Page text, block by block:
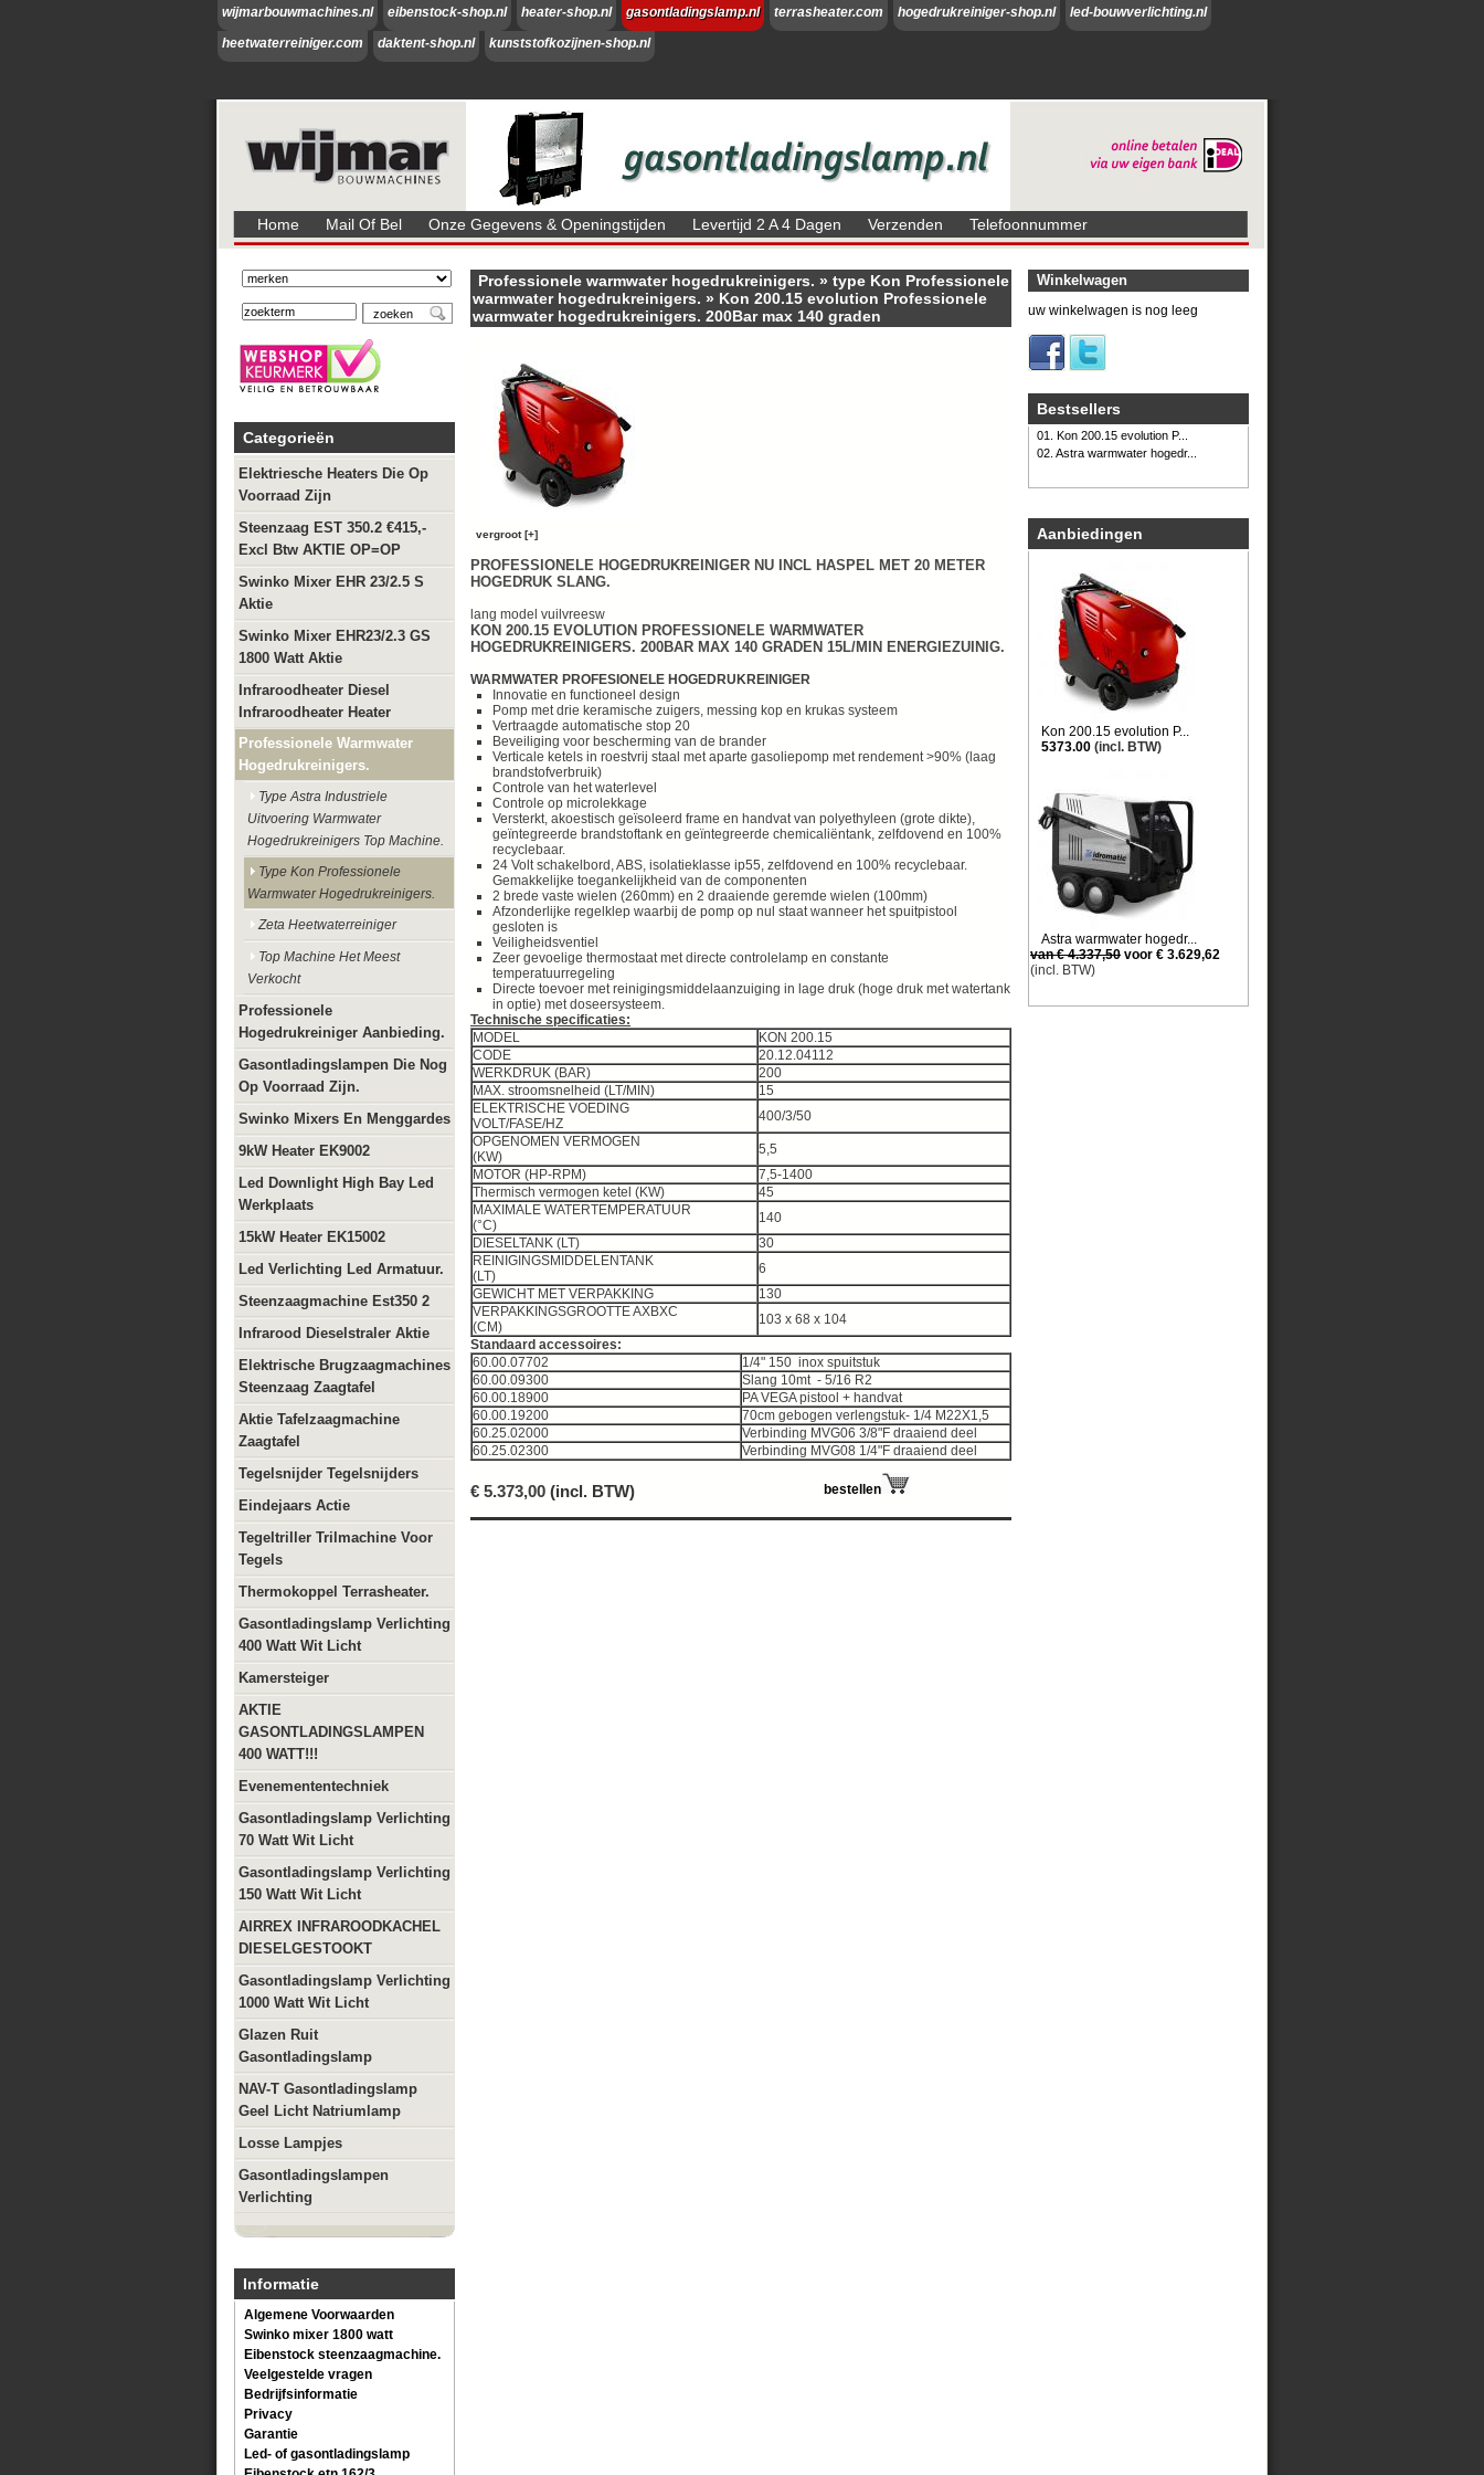
wijmarbouwmachines.nl eibenstock-shop.nl heater-shop.nl gasontladingslamp.nl terrasheater.com hogedrukreiniger-shop.nl
led-bouwverlichting.nl
heetwaterreiniger.com
daktent-shop.nl kunststofkozijnen-shop.nl
Home Mail Of Bel Onze Gegevens & Openingstijden Levertijd 2 A 4 Dagen Verzenden Telefoonnummer
Categorieën
Elektriesche Heaters Die Op
Voorraad Zijn
Steenzaag EST 350.2 €415,-
Excl Btw AKTIE OP=OP
Swinko Mixer EHR 23/2.5 S
Aktie
Swinko Mixer EHR23/2.3 GS
1800 Watt Aktie
Infraroodheater Diesel
Infraroodheater Heater
Professionele Warmwater
Hogedrukreinigers.
Type Astra Industriele
Uitvoering Warmwater
Hogedrukreinigers Top Machine.
Type Kon Professionele
Warmwater Hogedrukreinigers.
Zeta Heetwaterreiniger
Top Machine Het Meest
Verkocht
Professionele
Hogedrukreiniger Aanbieding.
Gasontladingslampen Die Nog
Op Voorraad Zijn.
Swinko Mixers En Menggardes
9kW Heater EK9002
Led Downlight High Bay Led
Werkplaats
15kW Heater EK15002
Led Verlichting Led Armatuur.
Steenzaagmachine Est350 2
Infrarood Dieselstraler Aktie
Elektrische Brugzaagmachines
Steenzaag Zaagtafel
Aktie Tafelzaagmachine
Zaagtafel
Tegelsnijder Tegelsnijders
Eindejaars Actie
Tegeltriller Trilmachine Voor
Tegels
Thermokoppel Terrasheater.
Gasontladingslamp Verlichting
400 Watt Wit Licht
Kamersteiger
AKTIE
GASONTLADINGSLAMPEN
400 WATT!!!
Evenemententechniek
Gasontladingslamp Verlichting
70 Watt Wit Licht
Gasontladingslamp Verlichting
150 Watt Wit Licht
AIRREX INFRAROODKACHEL
DIESELGESTOOKT
Gasontladingslamp Verlichting
1000 Watt Wit Licht
Glazen Ruit
Gasontladingslamp
NAV-T Gasontladingslamp
Geel Licht Natriumlamp
Losse Lampjes
Gasontladingslampen
Verlichting
Informatie
Algemene Voorwaarden
Swinko mixer 1800 watt
Eibenstock steenzaagmachine.
Veelgestelde vragen
Bedrijfsinformatie
Privacy
Garantie
Led- of gasontladingslamp
Professionele warmwater hogedrukreinigers. » type Kon Professionele
warmwater hogedrukreinigers. » Kon 200.15 evolution Professionele
warmwater hogedrukreinigers. 200Bar max 140 graden
vergroot [+]
PROFESSIONELE HOGEDRUKREINIGER NU INCL HASPEL MET 20 METER
HOGEDRUK SLANG.
lang model vuilvreesw
KON 200.15 EVOLUTION PROFESSIONELE WARMWATER
HOGEDRUKREINIGERS. 200BAR MAX 140 GRADEN 15L/MIN ENERGIEZUINIG.
WARMWATER PROFESIONELE HOGEDRUKREINIGER
Innovatie en functioneel design
Pomp met drie keramische zuigers, messing kop en krukas systeem
Vertraagde automatische stop 20
Beveiliging voor bescherming van de brander
Verticale ketels in roestvrij staal met aparte gasoliepomp met rendement >90% (laag
brandstofverbruik)
Controle van het waterlevel
Controle op microlekkage
Versterkt, akoestisch geïsoleerd frame en handvat van polyethyleen (grote dikte),
geïntegreerde brandstoftank en geïntegreerde chemicaliëntank, zelfdovend en 100%
recyclebaar.
24 Volt schakelbord, ABS, isolatieklasse ip55, zelfdovend en 100% recyclebaar.
Gemakkelijke toegankelijkheid van de componenten
2 brede vaste wielen (260mm) en 2 draaiende geremde wielen (100mm)
Afzonderlijke regelklep waarbij de pomp op nul staat wanneer het spuitpistool
gesloten is
Veiligheidsventiel
Zeer gevoelige thermostaat met directe controlelamp en constante
temperatuurregeling
Directe toevoer met reinigingsmiddelaanzuiging in lage druk (hoge druk met watertank
in optie) met doseersysteem.
Technische specificaties:
MODEL
KON 200.15
CODE
20.12.04112
WERKDRUK (BAR)
200
MAX. stroomsnelheid (LT/MIN)
15
ELEKTRISCHE VOEDING
VOLT/FASE/HZ
400/3/50
OPGENOMEN VERMOGEN
(KW)
5,5
MOTOR (HP-RPM)
7,5-1400
Thermisch vermogen ketel (KW)
45
MAXIMALE WATERTEMPERATUUR
(°C)
140
DIESELTANK (LT)
30
REINIGINGSMIDDELENTANK
(LT)
6
GEWICHT MET VERPAKKING
130
VERPAKKINGSGROOTTE AXBXC
(CM)
103 x 68 x 104
Standaard accessoires:
60.00.07702
1/4" 150 inox spuitstuk
60.00.09300
Slang 10mt - 5/16 R2
60.00.18900
PA VEGA pistool + handvat
60.00.19200
70cm gebogen verlengstuk- 1/4 M22X1,5
60.25.02000
Verbinding MVG06 3/8"F draaiend deel
60.25.02300
Verbinding MVG08 1/4"F draaiend deel
€ 5.373,00 (incl. BTW) bestellen
Winkelwagen
uw winkelwagen is nog leeg
Bestsellers
01. Kon 200.15 evolution P...
02. Astra warmwater hogedr...
Aanbiedingen
Kon 200.15 evolution P...
5373.00 (incl. BTW)
Astra warmwater hogedr...
van € 4.337,50 voor € 3.629,62
(incl. BTW)